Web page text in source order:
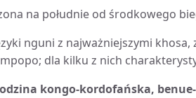
na południe od środkowego
nguni z najważniejszymi
dla kilku z nich
kongo-kordofańska,